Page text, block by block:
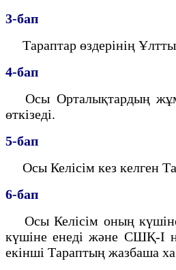
3-бап
Тараптар өздерiнiң
4-бап
Осы Орталықтардың
өткiзедi.
5-бап
Осы Келiсiм кез келген
6-бап
Осы Келiсiм оның күшiне
күшiне енедi және СШҚ-I
екiншi Тараптың жазбаша